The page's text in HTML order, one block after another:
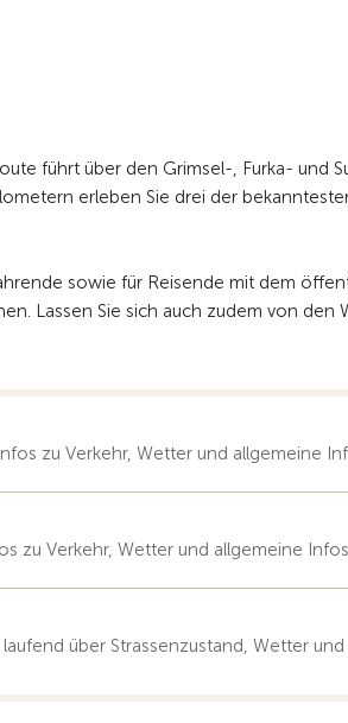
führt über den Grimsel-, Furka- und
erleben Sie drei der
sowie für Reisende mit dem
Lassen Sie sich auch zudem von
zu Verkehr, Wetter und allgemeine
zu Verkehr, Wetter und allgemeine
über Strassenzustand, Wetter und